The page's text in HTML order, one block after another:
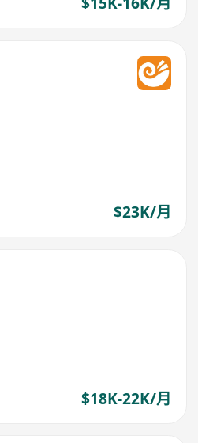
$23K/月
$18K-22K/月